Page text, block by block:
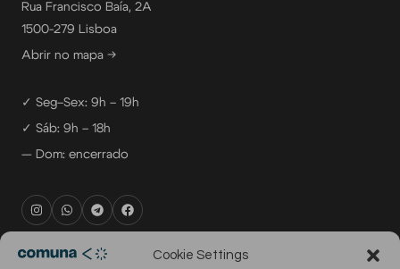
Cookie Settings
Rua Francisco Baía, 2A
1500-279 Lisboa
Abrir no mapa →
✓ Seg–Sex: 9h – 19h
✓ Sáb: 9h – 18h
— Dom: encerrado
rental@comuna.pt